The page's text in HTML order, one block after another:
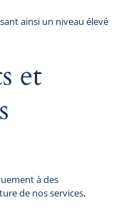
ainsi un niveau élevé
et
à des
de nos services,